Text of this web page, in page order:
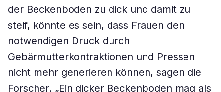
der Beckenboden zu dick und damit zu
steif, könnte es sein, dass Frauen den
notwendigen Druck durch
Gebärmutterkontraktionen und Pressen
nicht mehr generieren können, sagen die
Forscher. „Ein dicker Beckenboden mag als